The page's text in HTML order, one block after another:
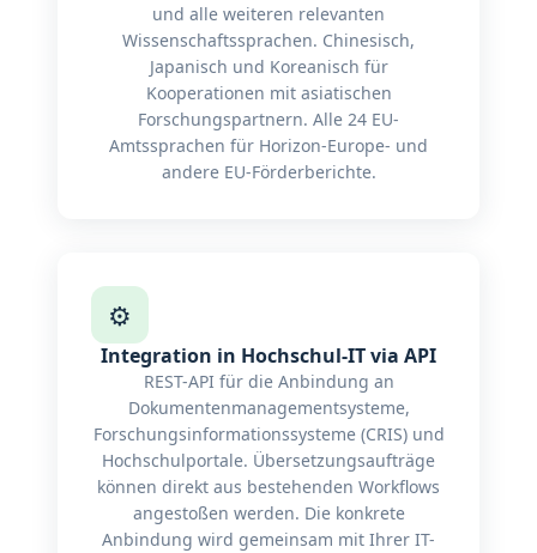
und alle weiteren relevanten
Wissenschaftssprachen. Chinesisch,
Japanisch und Koreanisch für
Kooperationen mit asiatischen
Forschungspartnern. Alle 24 EU-
Amtssprachen für Horizon-Europe- und
andere EU-Förderberichte.
⚙️
Integration in Hochschul-IT via API
REST-API für die Anbindung an
Dokumentenmanagementsysteme,
Forschungsinformationssysteme (CRIS) und
Hochschulportale. Übersetzungsaufträge
können direkt aus bestehenden Workflows
angestoßen werden. Die konkrete
Anbindung wird gemeinsam mit Ihrer IT-